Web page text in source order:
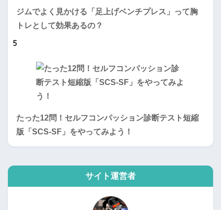
ジムでよく見かける「足上げベンチプレス」って胸
トレとして効果あるの？
5
たった12問！セルフコンパッション診断テスト短縮
版「SCS-SF」をやってみよう！
サイト運営者